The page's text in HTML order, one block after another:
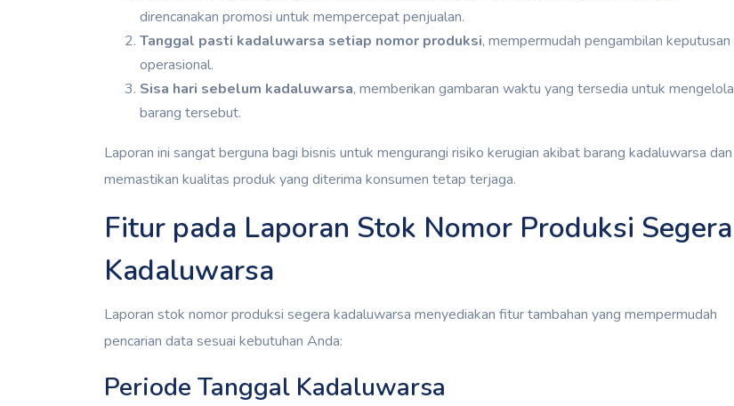
direncanakan promosi untuk mempercepat penjualan.
Tanggal pasti kadaluwarsa setiap nomor produksi, mempermudah pengambilan keputusan
operasional.
Sisa hari sebelum kadaluwarsa, memberikan gambaran waktu yang tersedia untuk mengelola
barang tersebut.
Laporan ini sangat berguna bagi bisnis untuk mengurangi risiko kerugian akibat barang kadaluwarsa dan
memastikan kualitas produk yang diterima konsumen tetap terjaga.
Fitur pada Laporan Stok Nomor Produksi Segera
Kadaluwarsa
Laporan stok nomor produksi segera kadaluwarsa menyediakan fitur tambahan yang mempermudah
pencarian data sesuai kebutuhan Anda:
Periode Tanggal Kadaluwarsa